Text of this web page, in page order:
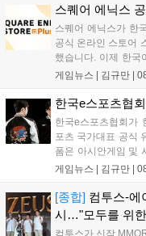
세한 정보는 공식 커
스퀘어 에닉스
스퀘어 에닉스가 한
공식 온라인 스토어
했습니다. 이제 한국
어 등 주요 게임의 피
용 가능합니다....
게임뉴스 | 김규만 |
한국e스포츠협
한국e스포츠협회가
포츠 국가대표 공식
폼은 아시안게임 및
구성된 컬렉션은 오
서는 대회 규정에 따
게임뉴스 | 김규만 |
[종합] 컴투스-에
시…"모두를 위
컴투스가 신작